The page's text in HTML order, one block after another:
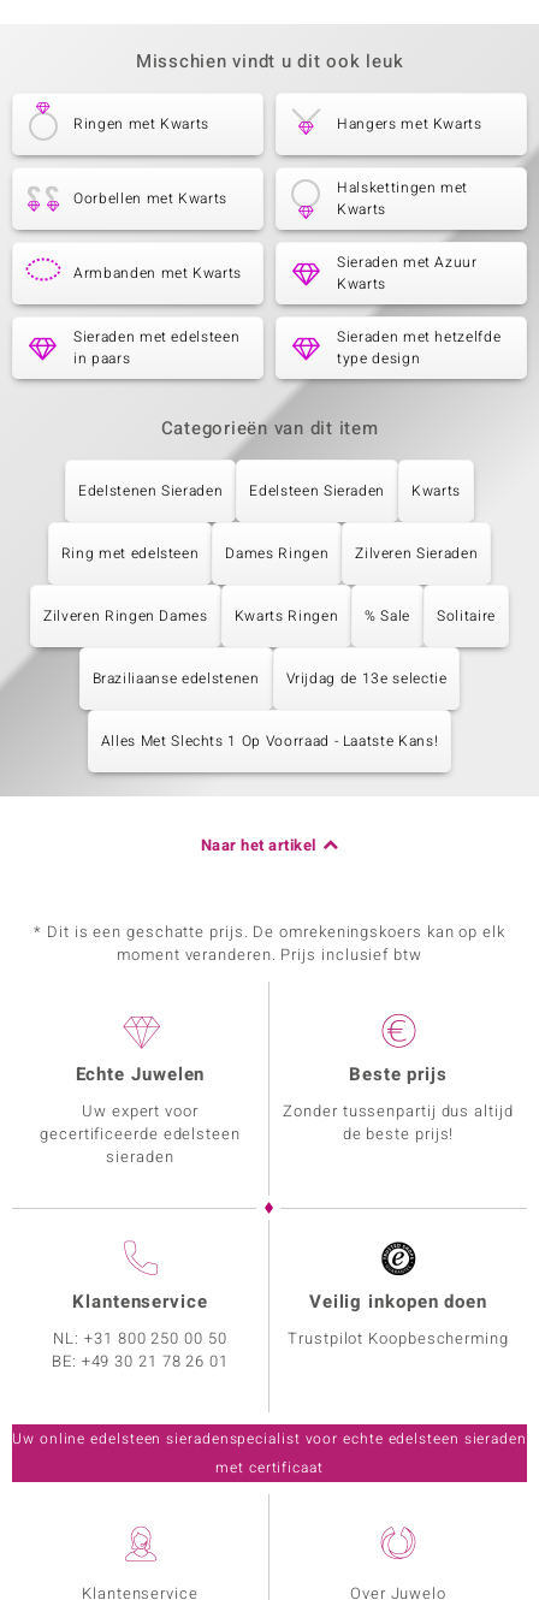
Misschien vindt u dit ook leuk
Ringen met Kwarts Hangers met Kwarts
Oorbellen met Kwarts
Halskettingen met
Kwarts
Armbanden met Kwarts
Sieraden met Azuur
Kwarts
Sieraden met edelsteen
in paars
Sieraden met hetzelfde
type design
Categorieën van dit item
Edelstenen Sieraden Edelsteen Sieraden Kwarts
Ring met edelsteen Dames Ringen Zilveren Sieraden
Zilveren Ringen Dames Kwarts Ringen % Sale Solitaire
Braziliaanse edelstenen Vrijdag de 13e selectie
Alles Met Slechts 1 Op Voorraad - Laatste Kans!
Naar het artikel
* Dit is een geschatte prijs. De omrekeningskoers kan op elk
moment veranderen. Prijs inclusief btw
Klantenservice
Over Juwelo
Echte Juwelen
Uw expert voor
gecertificeerde edelsteen
sieraden
Beste prijs
Zonder tussenpartij dus altijd
de beste prijs!
Klantenservice
NL:+31 800 250 00 50
BE: +49 30 21 78 26 01
Veilig inkopen doen
Trustpilot Koopbescherming
Uw online edelsteen sieradenspecialist voor echte edelsteen sieraden
met certificaat